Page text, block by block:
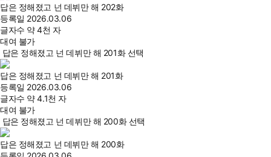
답은 정해졌고 넌 데뷔만 해 202화
등록일 2026.03.06
글자수 약 4천 자
대여 불가
답은 정해졌고 넌 데뷔만 해 201화 선택
답은 정해졌고 넌 데뷔만 해 201화
등록일 2026.03.06
글자수 약 4.1천 자
대여 불가
답은 정해졌고 넌 데뷔만 해 200화 선택
답은 정해졌고 넌 데뷔만 해 200화